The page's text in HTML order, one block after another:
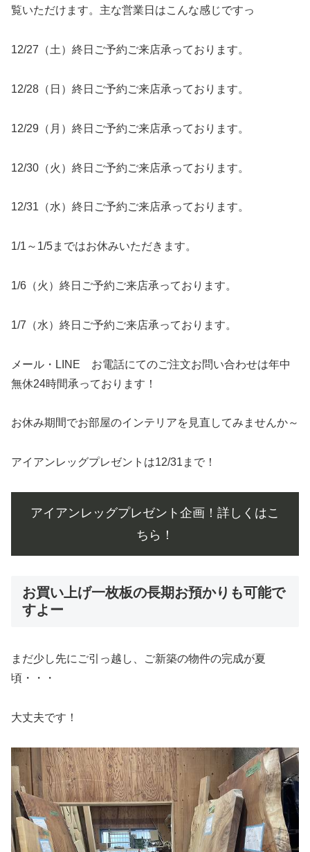
覧いただけます。主な営業日はこんな感じですっ
12/27（土）終日ご予約ご来店承っております。
12/28（日）終日ご予約ご来店承っております。
12/29（月）終日ご予約ご来店承っております。
12/30（火）終日ご予約ご来店承っております。
12/31（水）終日ご予約ご来店承っております。
1/1～1/5まではお休みいただきます。
1/6（火）終日ご予約ご来店承っております。
1/7（水）終日ご予約ご来店承っております。
メール・LINE お電話にてのご注文お問い合わせは年中
無休24時間承っております！
お休み期間でお部屋のインテリアを見直してみませんか～
アイアンレッグプレゼントは12/31まで！
アイアンレッグプレゼント企画！詳しくはこ
ちら！
お買い上げ一枚板の長期お預かりも可能で
すよー
まだ少し先にご引っ越し、ご新築の物件の完成が夏
頃・・・
大丈夫です！